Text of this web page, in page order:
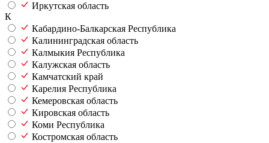
Иркутская область
К
Кабардино-Балкарская Республика
Калининградская область
Калмыкия Республика
Калужская область
Камчатский край
Карелия Республика
Кемеровская область
Кировская область
Коми Республика
Костромская область